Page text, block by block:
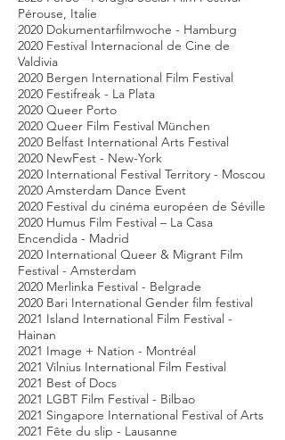
Pérouse, Italie
2020 Dokumentarfilmwoche - Hamburg
2020 Festival Internacional de Cine de
Valdivia
2020 Bergen International Film Festival
2020 Festifreak - La Plata
2020 Queer Porto
2020 Queer Film Festival München
2020 Belfast International Arts Festival
2020 NewFest - New-York
2020 International Festival Territory - Moscou
2020 Amsterdam Dance Event
2020 Festival du cinéma européen de Séville
2020 Humus Film Festival – La Casa
Encendida - Madrid
2020 International Queer & Migrant Film
Festival - Amsterdam
2020 Merlinka Festival - Belgrade
2020 Bari International Gender film festival
2021 Island International Film Festival -
Hainan
2021 Image + Nation - Montréal
2021 Vilnius International Film Festival
2021 Best of Docs
2021 LGBT Film Festival - Bilbao
2021 Singapore International Festival of Arts
2021 Fête du slip - Lausanne